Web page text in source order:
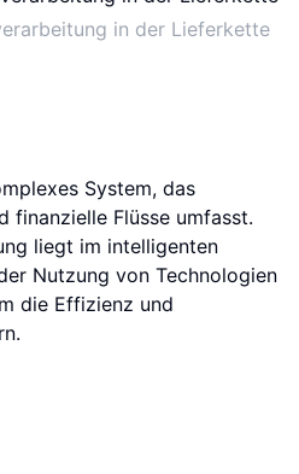
in der Lieferkette
System, das
finanzielle Flüsse umfasst.
liegt im intelligenten
Nutzung von Technologien
die Effizienz und